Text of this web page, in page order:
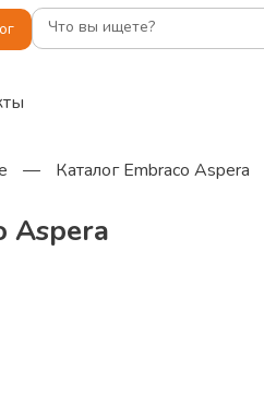
Что вы ищете?
— Каталог Embraco Aspera
Aspera